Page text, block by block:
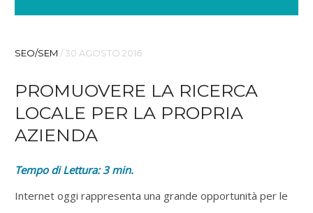
SEO/SEM / 30 AGOSTO 2016
PROMUOVERE LA RICERCA
LOCALE PER LA PROPRIA
AZIENDA
Tempo di Lettura:3 min.
Internet oggi rappresenta una grande opportunità per le